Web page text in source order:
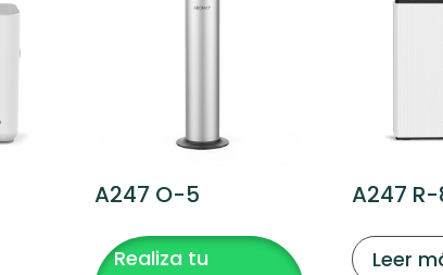
A247 O-5
Realiza tu
A247
Leer